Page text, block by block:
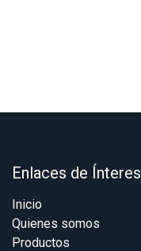
Enlaces de Ínteres
Inicio
Quienes somos
Productos